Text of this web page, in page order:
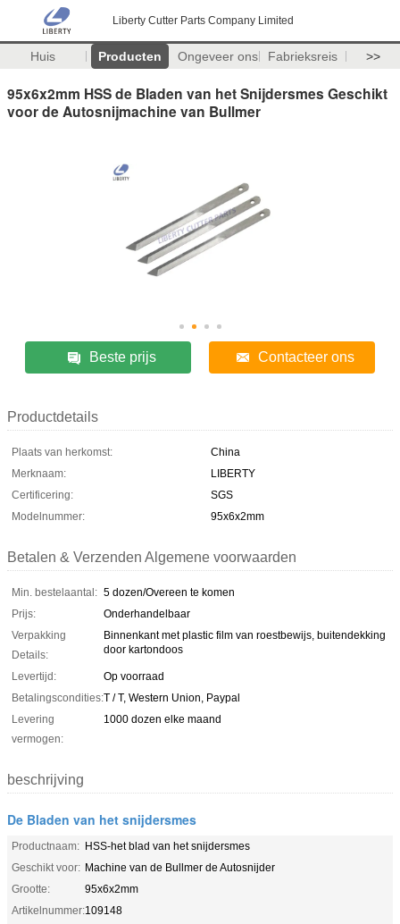
Liberty Cutter Parts Company Limited
Huis Producten Ongeveer ons Fabrieksreis >>
95x6x2mm HSS de Bladen van het Snijdersmes Geschikt
voor de Autosnijmachine van Bullmer
Beste prijs Contacteer ons
Productdetails
Plaats van herkomst:
China
Merknaam:
LIBERTY
Certificering:
SGS
Modelnummer:
95x6x2mm
Betalen & Verzenden Algemene voorwaarden
Min. bestelaantal: 5 dozen/Overeen te komen
Prijs:
Onderhandelbaar
Verpakking
Details:
Binnenkant met plastic film van roestbewijs, buitendekking
door kartondoos
Levertijd:
Op voorraad
Betalingscondities:T / T, Western Union, Paypal
Levering
vermogen:
1000 dozen elke maand
beschrijving
De Bladen van het snijdersmes
Productnaam: HSS-het blad van het snijdersmes
Geschikt voor: Machine van de Bullmer de Autosnijder
Grootte:
95x6x2mm
Artikelnummer:109148